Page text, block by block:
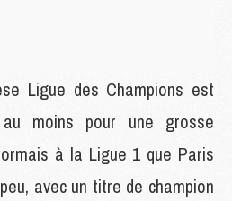
Ligue des Champions est
moins pour une grosse
à la Ligue 1 que Paris
avec un titre de champion